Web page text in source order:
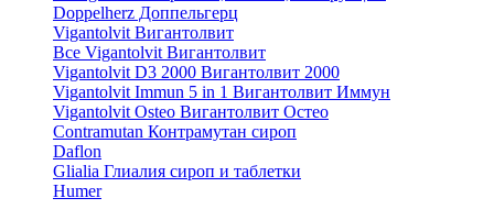
Doppelherz Доппельгерц
Vigantolvit Вигантолвит
Все Vigantolvit Вигантолвит
Vigantolvit D3 2000 Вигантолвит 2000
Vigantolvit Immun 5 in 1 Вигантолвит Иммун
Vigantolvit Osteo Вигантолвит Остео
Contramutan Контрамутан сироп
Daflon
Glialia Глиалия сироп и таблетки
Humer